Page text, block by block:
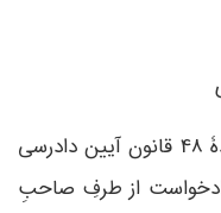
نکتۀ مهمِ دیگر اینست که مطابقِ مادۀ 48 قانون آیین دادرسی
از طرفِ صاحبِ